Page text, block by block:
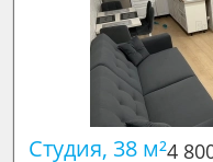
Студия, 38 м² 4